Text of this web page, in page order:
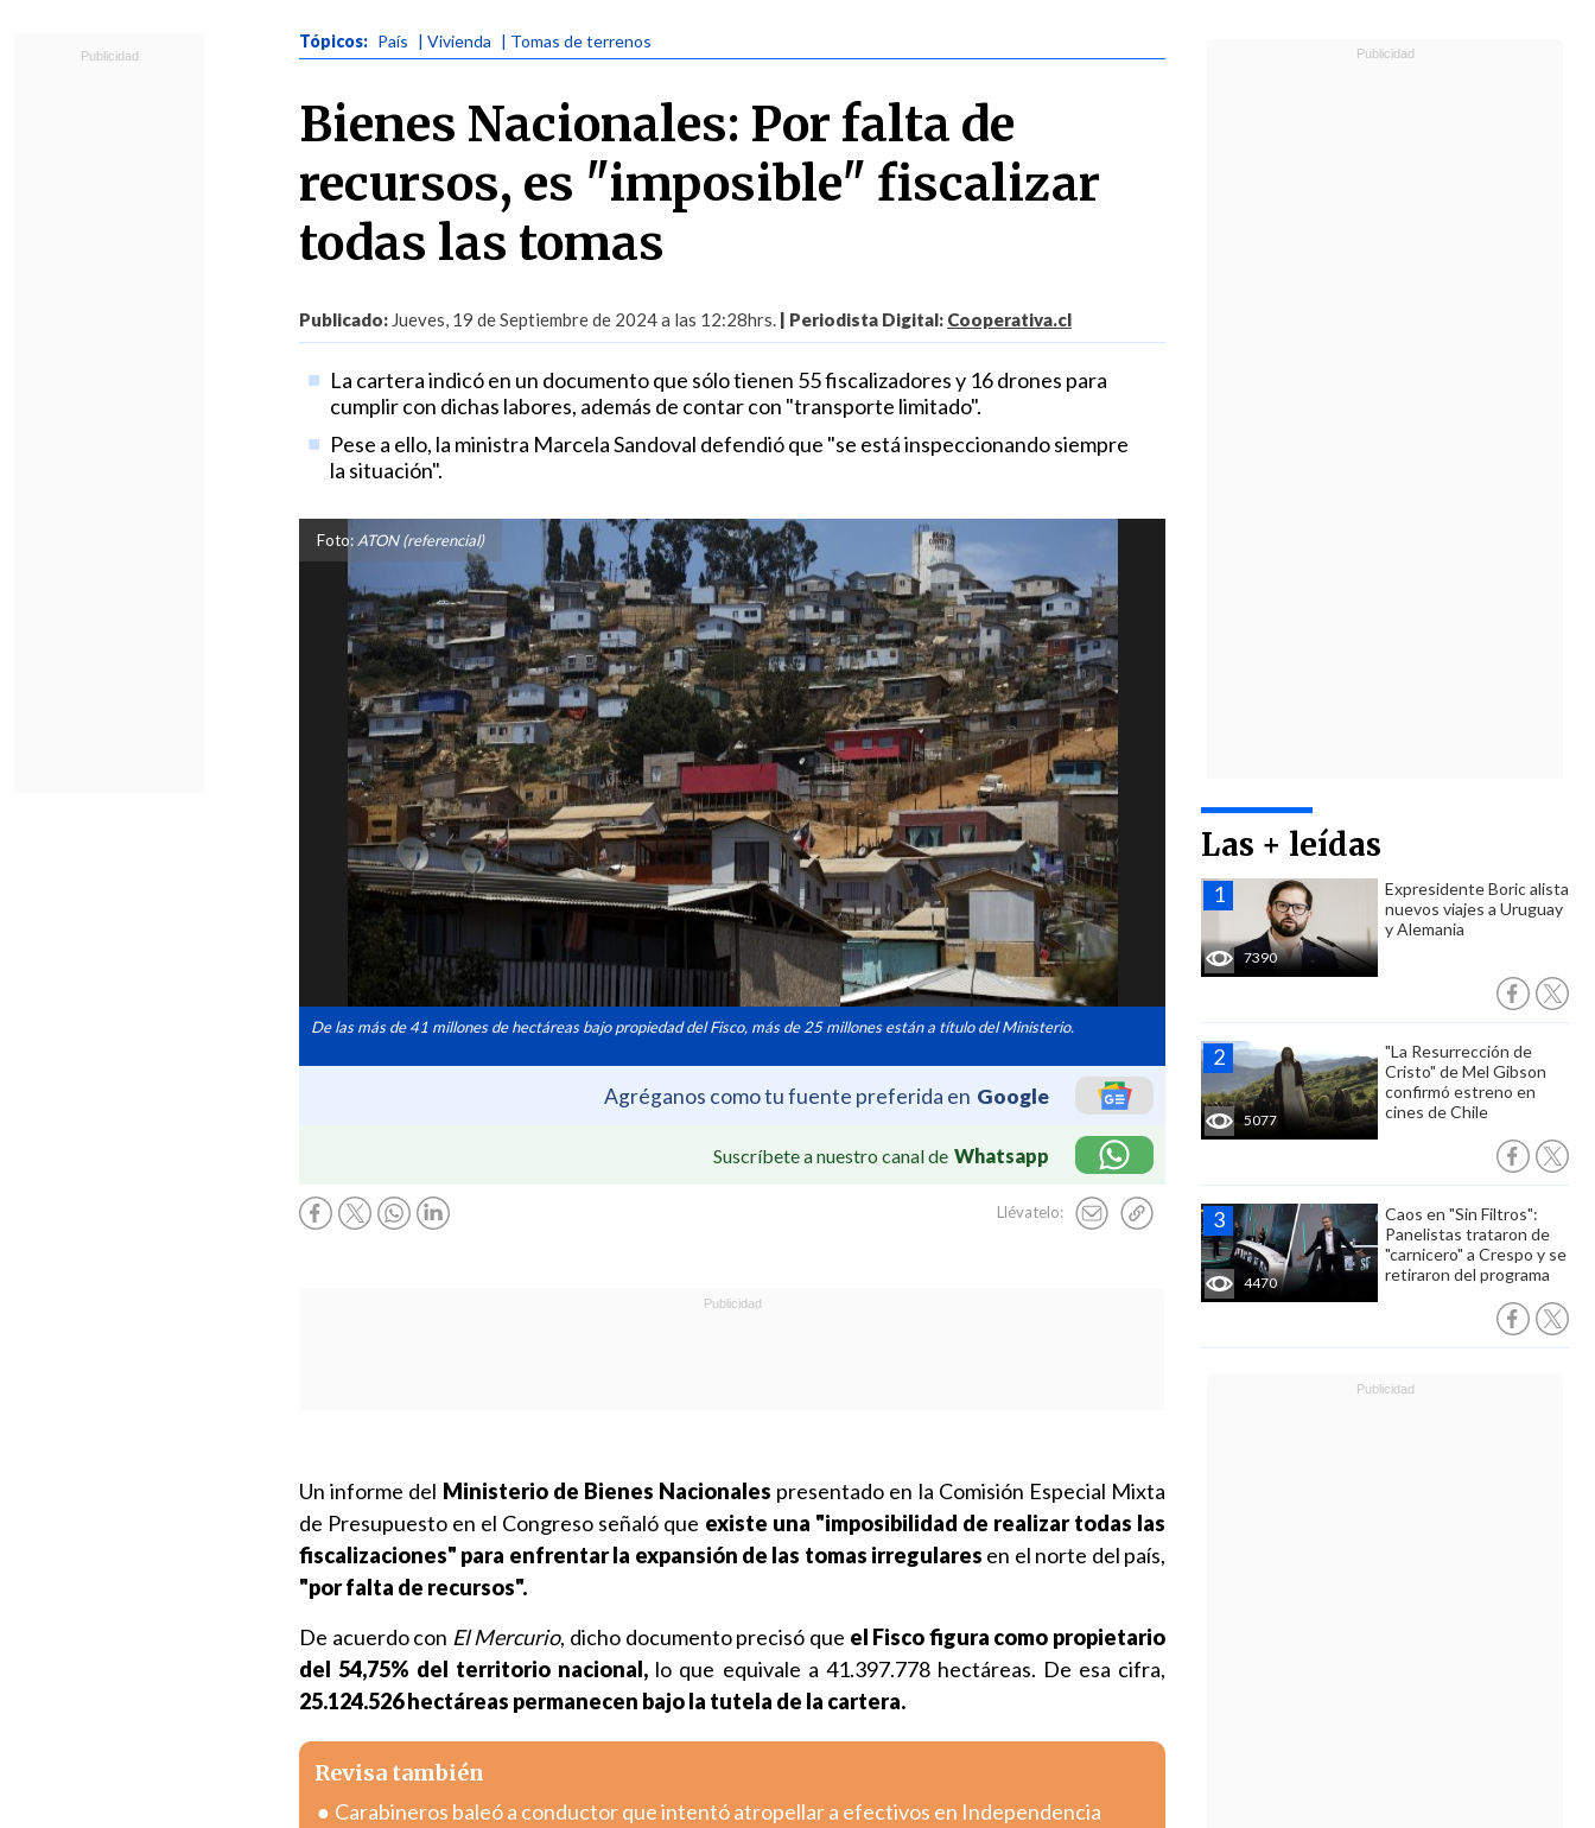
Tópicos: País | Vivienda | Tomas de terrenos
Bienes Nacionales: Por falta de
recursos, es "imposible" fiscalizar
todas las tomas
Publicado: Jueves, 19 de Septiembre de 2024 a las 12:28hrs. | Periodista Digital: Cooperativa.cl
La cartera indicó en un documento que sólo tienen 55 fiscalizadores y 16 drones para
cumplir con dichas labores, además de contar con "transporte limitado".
Pese a ello, la ministra Marcela Sandoval defendió que "se está inspeccionando siempre
la situación".
Foto: ATON (referencial)
De las más de 41 millones de hectáreas bajo propiedad del Fisco, más de 25 millones están a título del Ministerio.
Agréganos como tu fuente preferida en Google
Suscríbete a nuestro canal de Whatsapp
Llévatelo:
Las + leídas
7390
Expresidente Boric alista
nuevos viajes a Uruguay
y Alemania
5077
"La Resurrección de
Cristo" de Mel Gibson
confirmó estreno en
cines de Chile
4470
Caos en "Sin Filtros":
Panelistas trataron de
"carnicero" a Crespo y se
retiraron del programa
Un informe del Ministerio de Bienes Nacionales presentado en la Comisión Especial Mixta
de Presupuesto en el Congreso señaló que existe una "imposibilidad de realizar todas las
fiscalizaciones" para enfrentar la expansión de las tomas irregulares en el norte del país,
"por falta de recursos".
De acuerdo con El Mercurio, dicho documento precisó que el Fisco figura como propietario
del 54,75% del territorio nacional, lo que equivale a 41.397.778 hectáreas. De esa cifra,
25.124.526 hectáreas permanecen bajo la tutela de la cartera.
Revisa también
Carabineros baleó a conductor que intentó atropellar a efectivos en Independencia